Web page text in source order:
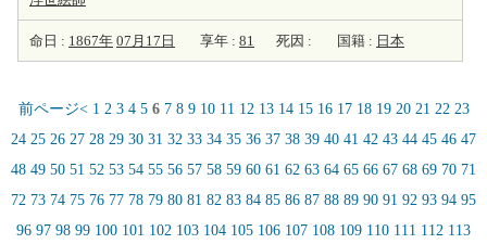
命日 : 1867年 07月17日 享年 : 81 死因 : 国籍 : 日本
前ページ< 1 2 3 4 5 6 7 8 9 10 11 12 13 14 15 16 17 18 19 20 21 22 23
24 25 26 27 28 29 30 31 32 33 34 35 36 37 38 39 40 41 42 43 44 45 46 47
48 49 50 51 52 53 54 55 56 57 58 59 60 61 62 63 64 65 66 67 68 69 70 71
72 73 74 75 76 77 78 79 80 81 82 83 84 85 86 87 88 89 90 91 92 93 94 95
96 97 98 99 100 101 102 103 104 105 106 107 108 109 110 111 112 113